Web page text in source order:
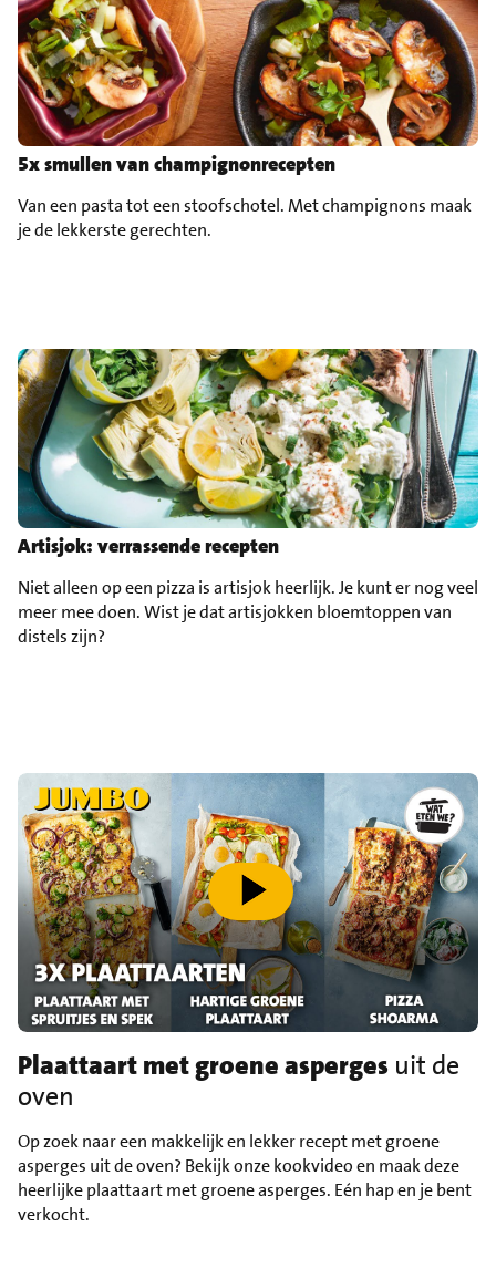
5x smullen van champignonrecepten
Van een pasta tot een stoofschotel. Met champignons maak
je de lekkerste gerechten.
Artisjok: verrassende recepten
Niet alleen op een pizza is artisjok heerlijk. Je kunt er nog veel
meer mee doen. Wist je dat artisjokken bloemtoppen van
distels zijn?
speel video af
Plaattaart met groene asperges uit de
oven
Op zoek naar een makkelijk en lekker recept met groene
asperges uit de oven? Bekijk onze kookvideo en maak deze
heerlijke plaattaart met groene asperges. Eén hap en je bent
verkocht.